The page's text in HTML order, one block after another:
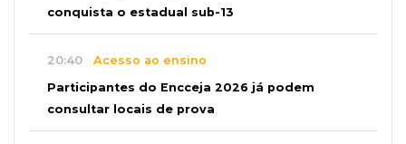
conquista o estadual sub-13
20:40 Acesso ao ensino
Participantes do Encceja 2026 já podem
consultar locais de prova